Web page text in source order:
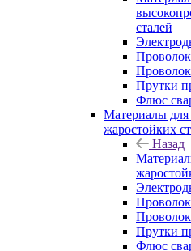
сталей
Прутки
Флюс
Материалы
жаростойких
Назад
Прутки
Флюс